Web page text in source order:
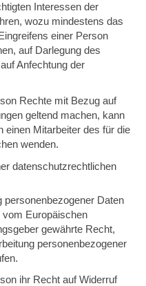
Interessen der
wozu mindestens das
einer Person
auf Darlegung des
Anfechtung der
Rechte mit Bezug auf
geltend machen, kann
einen Mitarbeiter des für die
wenden.
datenschutzrechtlichen
personenbezogener Daten
vom Europäischen
gewährte Recht,
personenbezogener
ihr Recht auf Widerruf